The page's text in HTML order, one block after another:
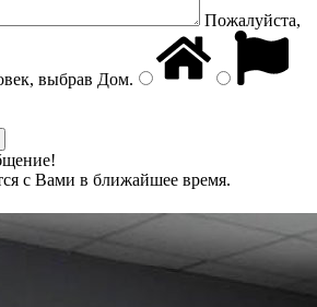
Пожалуйста,
выбрав Дом.
с Вами в ближайшее время.